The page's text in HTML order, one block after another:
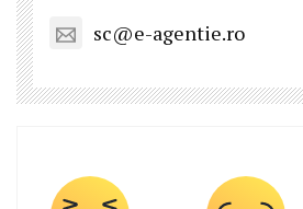
sc@e-agentie.ro